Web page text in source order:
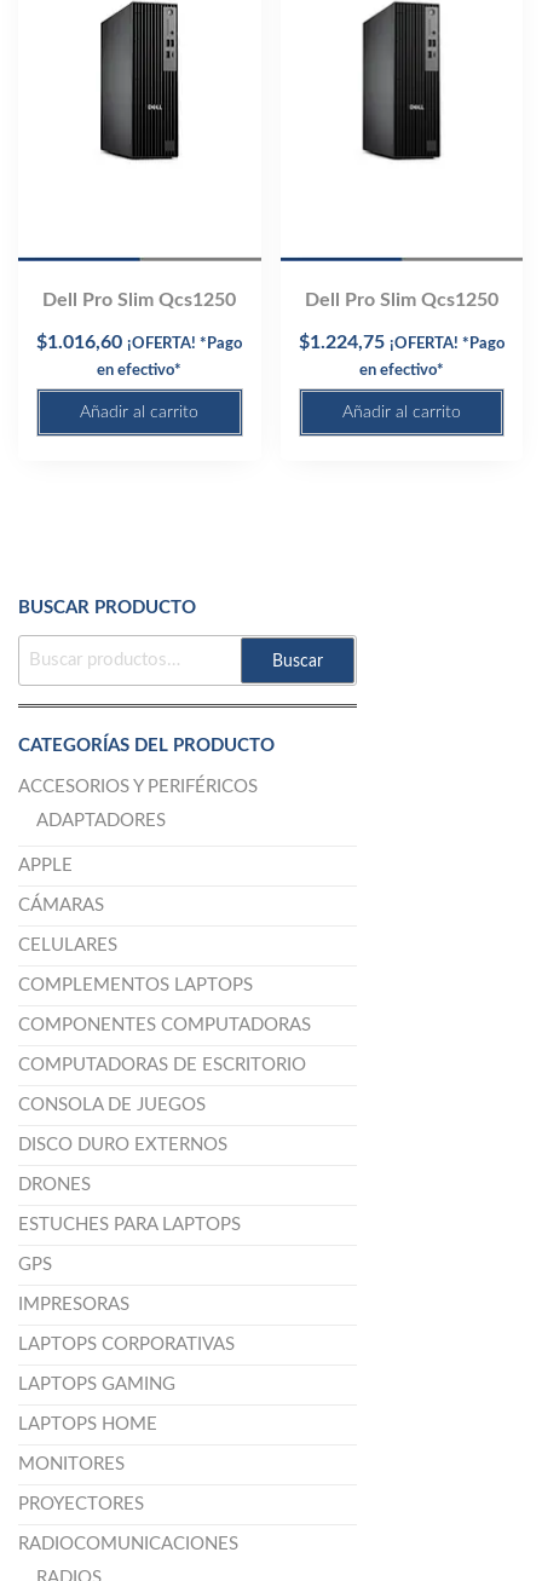
Dell Pro Slim Qcs1250
$1.016,60 ¡OFERTA! *Pago
en efectivo*
Añadir al carrito
Dell Pro Slim Qcs1250
$1.224,75 ¡OFERTA! *Pago
en efectivo*
Añadir al carrito
BUSCAR PRODUCTO
BUSCAR
Buscar
CATEGORÍAS DEL PRODUCTO
ACCESORIOS Y PERIFÉRICOS
ADAPTADORES
APPLE
CÁMARAS
CELULARES
COMPLEMENTOS LAPTOPS
COMPONENTES COMPUTADORAS
COMPUTADORAS DE ESCRITORIO
CONSOLA DE JUEGOS
DISCO DURO EXTERNOS
DRONES
ESTUCHES PARA LAPTOPS
GPS
IMPRESORAS
LAPTOPS CORPORATIVAS
LAPTOPS GAMING
LAPTOPS HOME
MONITORES
PROYECTORES
RADIOCOMUNICACIONES